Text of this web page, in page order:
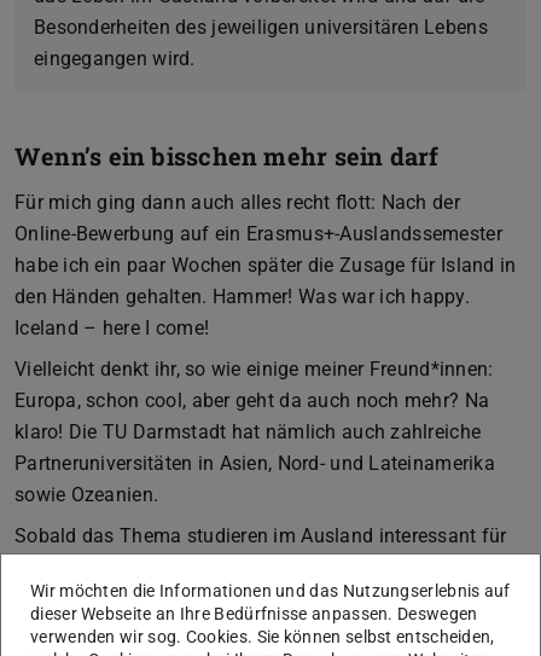
Besonderheiten des jeweiligen universitären Lebens
eingegangen wird.
Wenn’s ein bisschen mehr sein darf
Für mich ging dann auch alles recht flott: Nach der
Online-Bewerbung auf ein Erasmus+-Auslandssemester
habe ich ein paar Wochen später die Zusage für Island in
den Händen gehalten. Hammer! Was war ich happy.
Iceland – here I come!
Vielleicht denkt ihr, so wie einige meiner Freund*innen:
Europa, schon cool, aber geht da auch noch mehr? Na
klaro! Die TU Darmstadt hat nämlich auch zahlreiche
Partneruniversitäten in Asien, Nord- und Lateinamerika
sowie Ozeanien.
Sobald das Thema studieren im Ausland interessant für
einer der monatlich stattfindenden Veranstaltungen
“Wege ins Ausland“ des Referats Internationale
Wir möchten die Informationen und das Nutzungserlebnis auf
dieser Webseite an Ihre Bedürfnisse anpassen. Deswegen
verwenden wir sog. Cookies. Sie können selbst entscheiden,